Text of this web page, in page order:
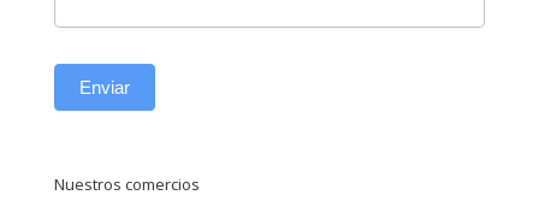
Enviar
Nuestros comercios